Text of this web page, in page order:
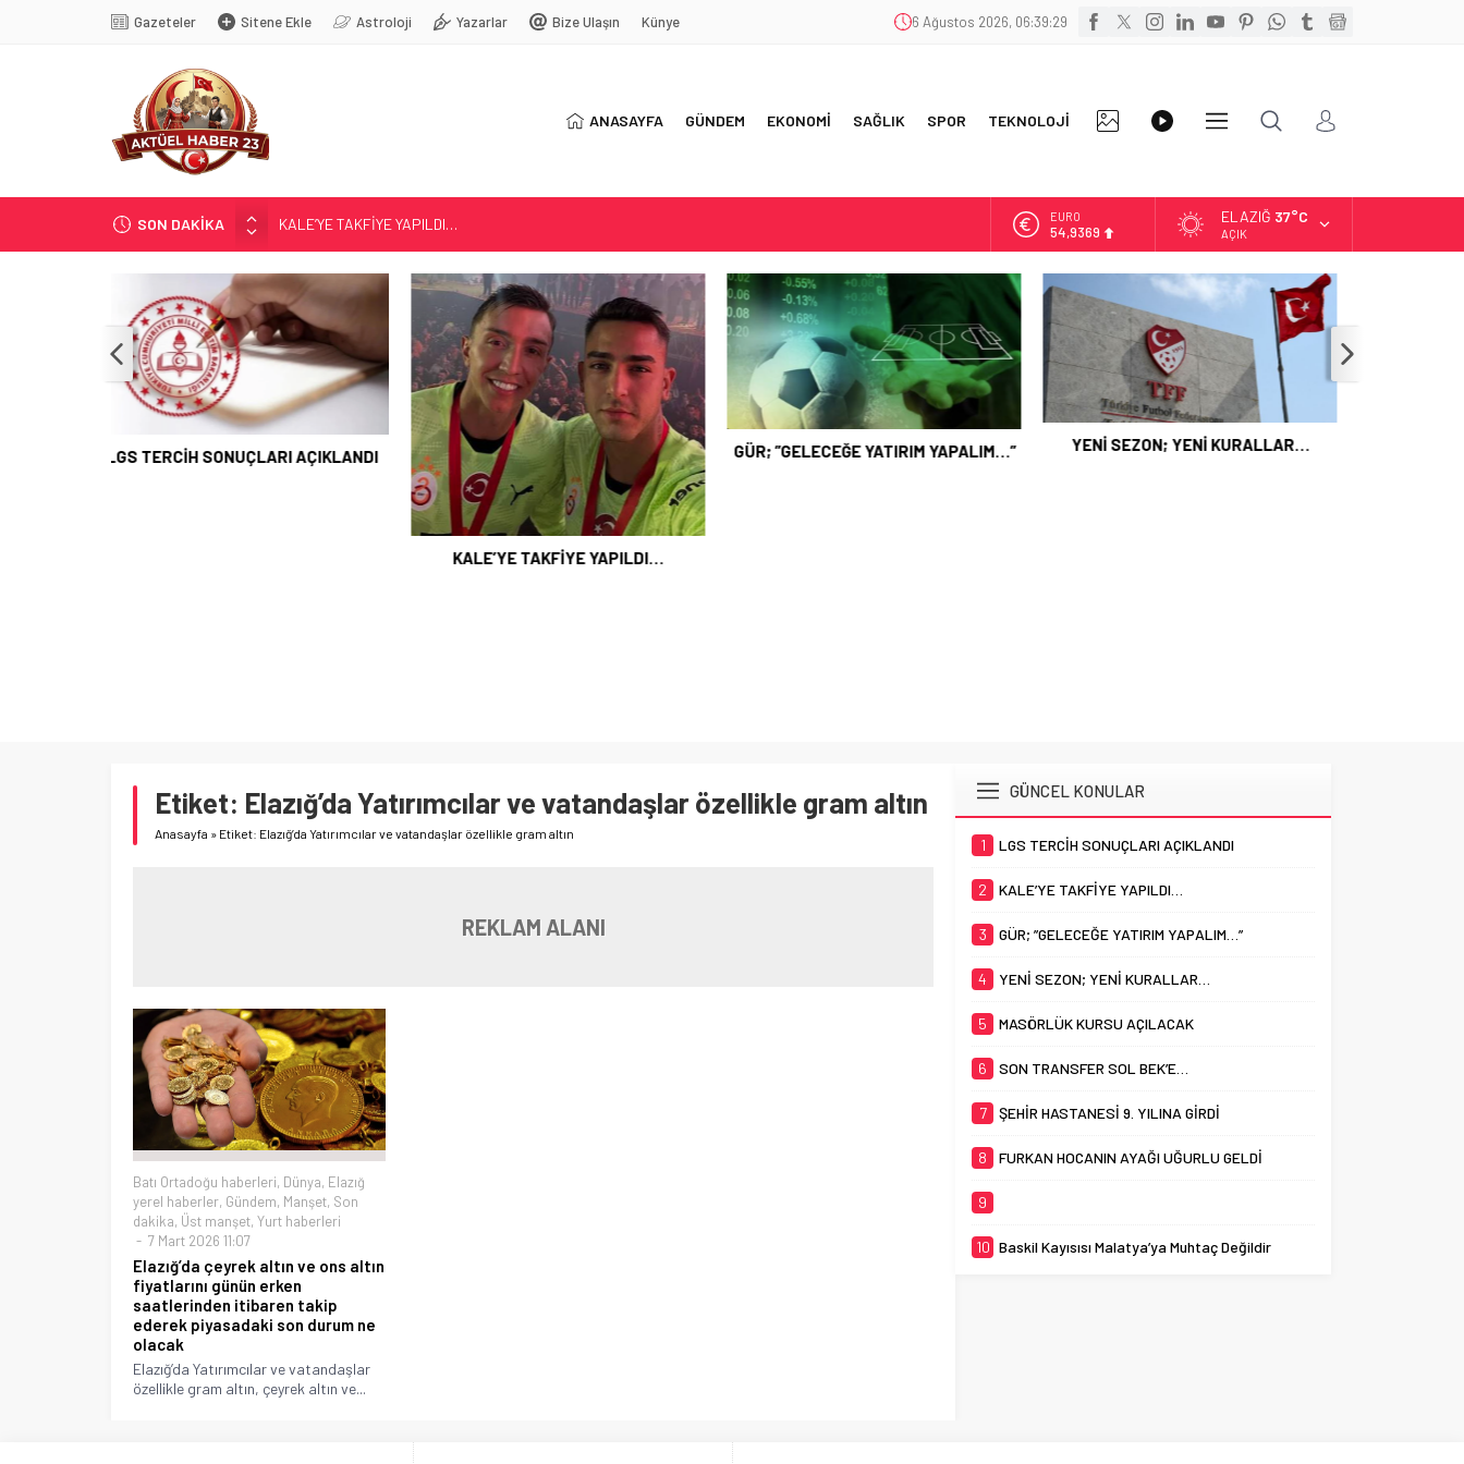
Gazeteler Sitene Ekle Astroloji Yazarlar Bize Ulaşın Künye 6 Ağustos 2026, 06:39:29
ANASAYFA GÜNDEM EKONOMİ SAĞLIK SPOR TEKNOLOJİ
GALERİGALERİ
DİĞER
SON DAKİKA
KALE’YE TAKFİYE YAPILDI…
GÜR; ”GELECEĞE YATIRIM YAPALIM…”
YENİ SEZON; YENİ KURALLAR…
MASÖRLÜK KURSU AÇILACAK
LGS TERCİH SONUÇLARI AÇIKLANDI
ALTIN
6.378,93
BİST
13.726,39
DOLAR
47,5774
54,9369
ELAZIĞ 37°C
AÇIK
GÜR; ”GELECEĞE YATIRIM YAPALIM…”
YENİ SEZON; YENİ KURALLAR…
Etiket: Elazığ’da Yatırımcılar ve vatandaşlar özellikle gram altın
Anasayfa » Etiket: Elazığ’da Yatırımcılar ve vatandaşlar özellikle gram altın
REKLAM ALANI
Batı Ortadoğu haberleri, Dünya, Elazığ
yerel haberler, Gündem, Manşet, Son
dakika, Üst manşet, Yurt haberleri
7 Mart 2026 11:07
Elazığ’da çeyrek altın ve ons altın
fiyatlarını günün erken
saatlerinden itibaren takip
ederek piyasadaki son durum ne
olacak
Elazığ’da Yatırımcılar ve vatandaşlar
özellikle gram altın, çeyrek altın ve...
GÜNCEL KONULAR
1 LGS TERCİH SONUÇLARI AÇIKLANDI
2 KALE’YE TAKFİYE YAPILDI…
3 GÜR; ”GELECEĞE YATIRIM YAPALIM…”
4 YENİ SEZON; YENİ KURALLAR…
5 MASÖRLÜK KURSU AÇILACAK
6 SON TRANSFER SOL BEK’E…
7 ŞEHİR HASTANESİ 9. YILINA GİRDİ
8 FURKAN HOCANIN AYAĞI UĞURLU GELDİ
9
10 Baskil Kayısısı Malatya’ya Muhtaç Değildir